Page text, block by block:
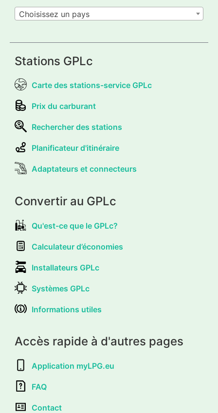
Choisissez un pays
Stations GPLc
Carte des stations-service GPLc
Prix du carburant
Rechercher des stations
Planificateur d'itinéraire
Adaptateurs et connecteurs
Convertir au GPLc
Qu'est-ce que le GPLc?
Calculateur d’économies
Installateurs GPLc
Systèmes GPLc
Informations utiles
Accès rapide à d'autres pages
Application myLPG.eu
FAQ
Contact